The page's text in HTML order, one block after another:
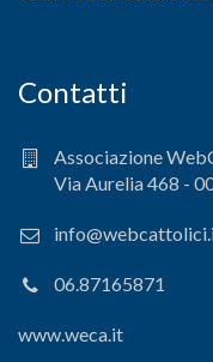
Contatti
Associazione
Via Aurelia 468 -
06.87165871
www.weca.it